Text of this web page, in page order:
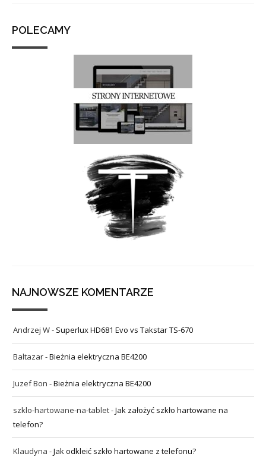
POLECAMY
NAJNOWSZE KOMENTARZE
Andrzej W- Superlux HD681 Evo vs Takstar TS-670
Baltazar-Bieżnia elektryczna BE4200
Juzef Bon -Bieżnia elektryczna BE4200
szklo-hartowane-na-tablet-Jak założyć szkło hartowane na
telefon?
Klaudyna -Jak odkleić szkło hartowane z telefonu?